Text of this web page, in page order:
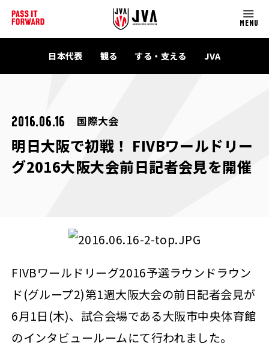
MENU
日本代表 観る する・支える JVA
2016.06.16 国際大会
明日大阪で初戦！ FIVBワールドリー
グ2016大阪大会前日記者会見を開催
FIVBワールドリーグ2016予選ラウンドラウン
ド(グループ2)第1週大阪大会の前日記者会見が
6月1日(木)、試合会場である大阪市中央体育館
のインタビュールームにて行われました。